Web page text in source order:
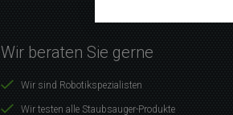
Wir beraten Sie gerne
Wir sind Robotikspezialisten
Wir testen alle Staubsauger-Produkte